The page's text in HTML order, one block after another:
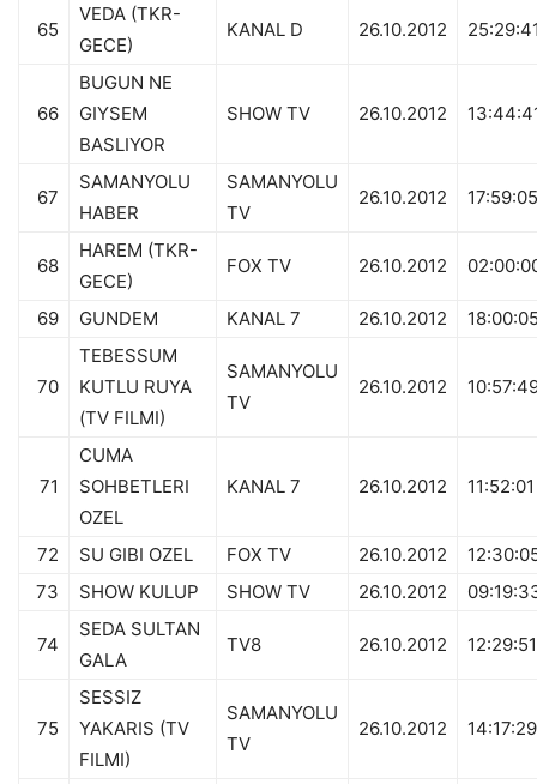
65
VEDA (TKR-
GECE)
KANAL D 26.10.2012
66
BUGUN NE
GIYSEM
BASLIYOR
SHOW TV 26.10.2012
67
SAMANYOLU
HABER
SAMANYOLU
TV
26.10.2012 17:59:05
68
HAREM (TKR-
GECE)
FOX TV 26.10.2012
69 GUNDEM KANAL 7 26.10.2012
70
TEBESSUM
KUTLU RUYA
(TV FILMI)
SAMANYOLU
TV
26.10.2012
71
CUMA
SOHBETLERI
OZEL
KANAL 7 26.10.2012 11:52:01
72 SU GIBI OZEL FOX TV 26.10.2012
73
SHOW KULUP SHOW TV 26.10.2012
74
SEDA SULTAN
GALA
TV8 26.10.2012 12:29:51
75
SESSIZ
YAKARIS (TV
FILMI)
SAMANYOLU
TV
26.10.2012 14:17:29